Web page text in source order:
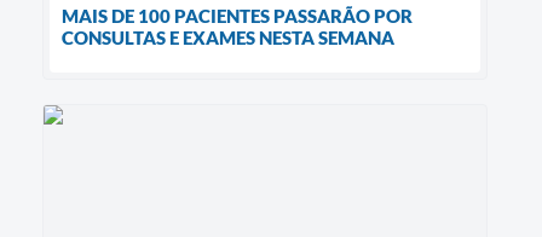
MAIS DE 100 PACIENTES PASSARÃO POR
CONSULTAS E EXAMES NESTA SEMANA